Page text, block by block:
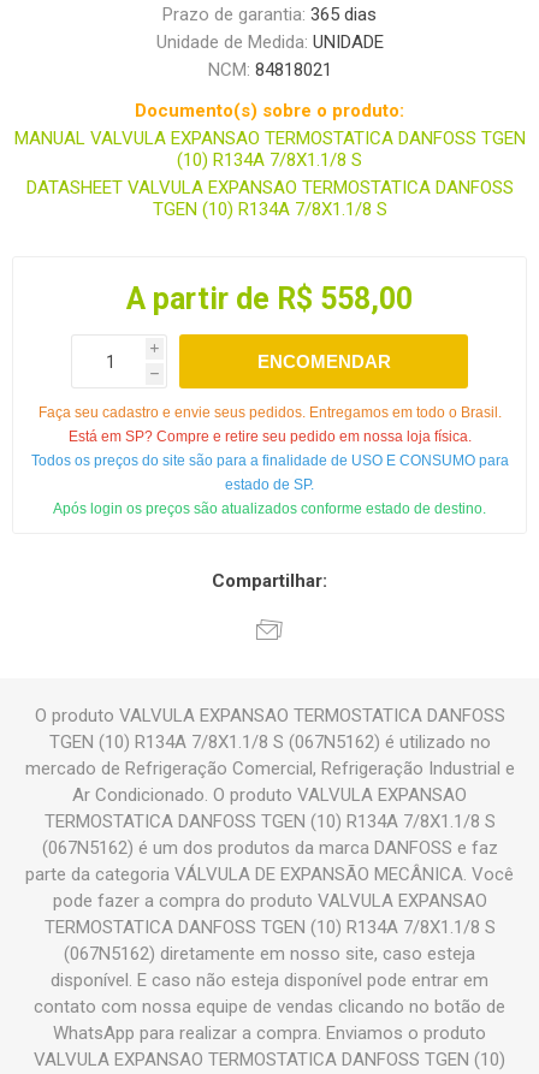
Prazo de garantia: 365 dias
Unidade de Medida: UNIDADE
NCM: 84818021
Documento(s) sobre o produto:
MANUAL VALVULA EXPANSAO TERMOSTATICA DANFOSS TGEN
(10) R134A 7/8X1.1/8 S
DATASHEET VALVULA EXPANSAO TERMOSTATICA DANFOSS
TGEN (10) R134A 7/8X1.1/8 S
A partir de R$ 558,00
i
h
ENCOMENDAR
Faça seu cadastro e envie seus pedidos. Entregamos em todo o Brasil.
Está em SP? Compre e retire seu pedido em nossa loja física.
Todos os preços do site são para a finalidade de USO E CONSUMO para
estado de SP.
Após login os preços são atualizados conforme estado de destino.
Compartilhar:
O produto VALVULA EXPANSAO TERMOSTATICA DANFOSS
TGEN (10) R134A 7/8X1.1/8 S (067N5162) é utilizado no
mercado de Refrigeração Comercial, Refrigeração Industrial e
Ar Condicionado. O produto VALVULA EXPANSAO
TERMOSTATICA DANFOSS TGEN (10) R134A 7/8X1.1/8 S
(067N5162) é um dos produtos da marca DANFOSS e faz
parte da categoria VÁLVULA DE EXPANSÃO MECÂNICA. Você
pode fazer a compra do produto VALVULA EXPANSAO
TERMOSTATICA DANFOSS TGEN (10) R134A 7/8X1.1/8 S
(067N5162) diretamente em nosso site, caso esteja
disponível. E caso não esteja disponível pode entrar em
contato com nossa equipe de vendas clicando no botão de
WhatsApp para realizar a compra. Enviamos o produto
VALVULA EXPANSAO TERMOSTATICA DANFOSS TGEN (10)